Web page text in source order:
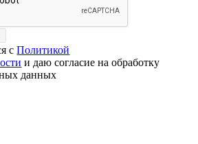
сПолитикой
и даю согласие на обработку
данных